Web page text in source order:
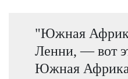
"Южная
Ленни, — вот
Южная